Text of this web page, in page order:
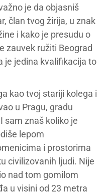
je da objasniš
član tvog žirija, u znak
i kako je presudu o
zauvek ružiti Beograd
je jedina kvalifikacija to
kao tvoj stariji kolega i
u Pragu, gradu
sam znaš koliko je
lepom
i prostorima
civilizovanih ljudi. Nije
nad tom gomilom
u visini od 23 metra